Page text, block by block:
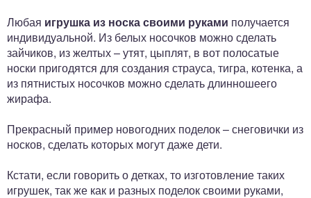
Любая игрушка из носка своими руками получается
индивидуальной. Из белых носочков можно сделать
зайчиков, из желтых – утят, цыплят, в вот полосатые
носки пригодятся для создания страуса, тигра, котенка, а
из пятнистых носочков можно сделать длинношеего
жирафа.
Прекрасный пример новогодних поделок – снеговички из
носков, сделать которых могут даже дети.
Кстати, если говорить о детках, то изготовление таких
игрушек, так же как и разных поделок своими руками,